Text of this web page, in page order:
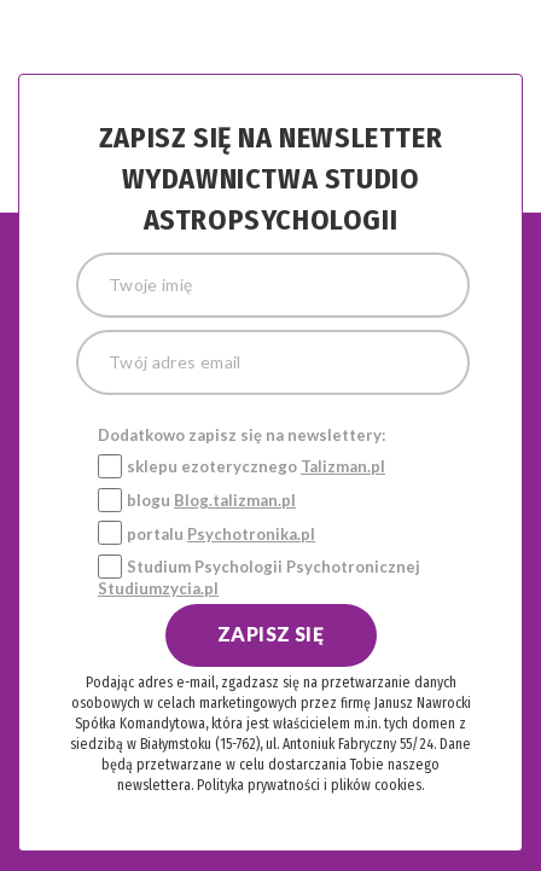
ZAPISZ SIĘ NA NEWSLETTER
WYDAWNICTWA STUDIO
ASTROPSYCHOLOGII
Dodatkowo zapisz się na newslettery:
sklepu ezoterycznego Talizman.pl
blogu Blog.talizman.pl
portalu Psychotronika.pl
Studium Psychologii Psychotronicznej
Studiumzycia.pl
ZAPISZ SIĘ
Podając adres e-mail, zgadzasz się na przetwarzanie danych
osobowych w celach marketingowych przez firmę Janusz Nawrocki
Spółka Komandytowa, która jest właścicielem m.in. tych domen z
siedzibą w Białymstoku (15-762), ul. Antoniuk Fabryczny 55/24. Dane
będą przetwarzane w celu dostarczania Tobie naszego
newslettera. Polityka prywatności i plików cookies.